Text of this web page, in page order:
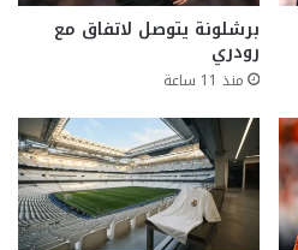
برشلونة يتوصل لاتفاق مع
رودري
منذ 11 ساعة